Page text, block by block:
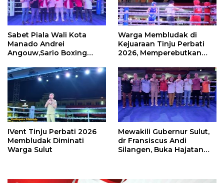
Sabet Piala Wali Kota
Manado Andrei
Angouw,Sario Boxing
Perbati 2026
Warga Membludak di
Kejuaraan Tinju Perbati
2026, Memperebutkan
IVent Tinju Perbati 2026
Membludak Diminati
Warga Sulut
Mewakili Gubernur Sulut,
dr Fransiscus Andi
Silangen, Buka Hajatan